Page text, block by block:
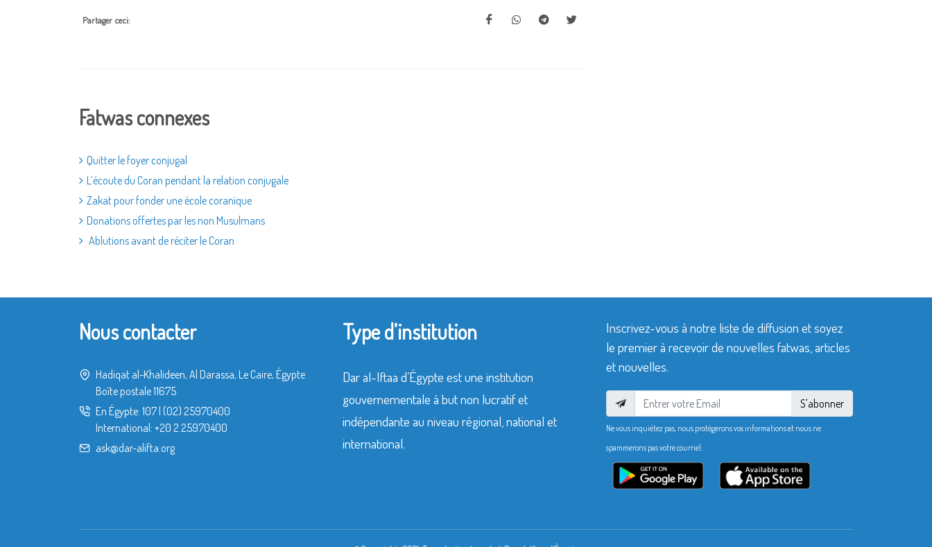
Partager ceci:
Fatwas connexes
Quitter le foyer conjugal
L’écoute du Coran pendant la relation conjugale
Zakat pour fonder une école coranique
Donations offertes par les non Musulmans
Ablutions avant de réciter le Coran
Nous contacter
Hadiqat al-Khalideen, Al Darassa, Le Caire, Égypte
Boîte postale 11675
En Égypte: 107 (02) 25970400
International: +20 2 25970400
ask@dar-alifta.org
Type d’institution
Dar al-Iftaa d’Égypte est une institution
gouvernementale à but non lucratif et
indépendante au niveau régional, national et
international.
Inscrivez-vous à notre liste de diffusion et soyez
le premier à recevoir de nouvelles fatwas, articles
et nouvelles.
S'abonner
Ne vous inquiétez pas, nous protégerons vos informations et nous ne
spammerons pas votre courriel.